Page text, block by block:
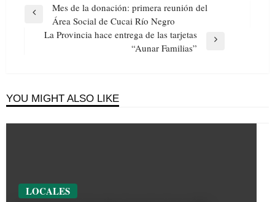
Navegación
entradas
Previous
Mes de la donación: primera reunión del
Área Social de Cucai Río Negro
La Provincia hace entrega de las tarjetas
“Aunar Familias”
YOU MIGHT ALSO LIKE
LOCALES